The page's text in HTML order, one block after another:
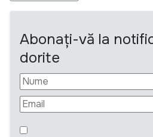
Abonați-vă la
dorite